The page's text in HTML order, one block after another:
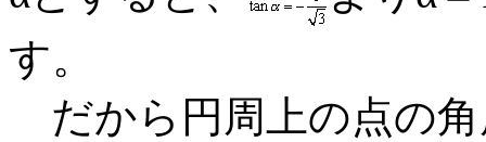
す。
だから円周上の点の